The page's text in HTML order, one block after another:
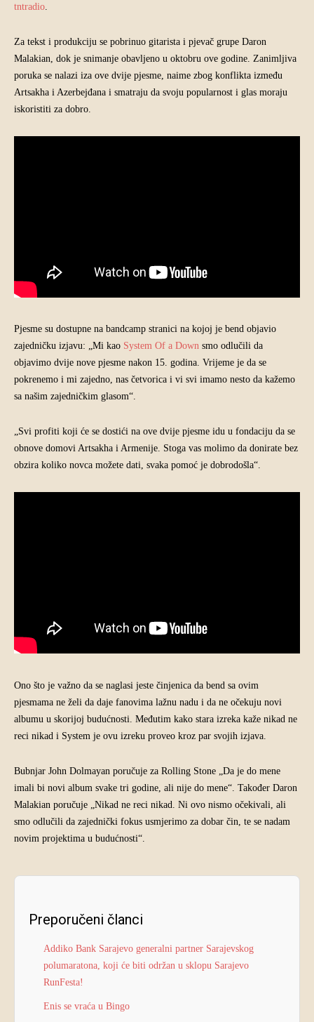
tntradio
Za tekst i produkciju se pobrinuo gitarista i pjevač grupe Daron
Malakian, dok je snimanje obavljeno u oktobru ove godine. Zanimljiva
poruka se nalazi iza ove dvije pjesme, naime zbog konflikta između
Artsakha i Azerbejđana i smatraju da svoju popularnost i glas moraju
iskoristiti za dobro.
Pjesme su dostupne na bandcamp stranici na kojoj je bend objavio
zajedničku izjavu: „Mi kao System Of a Down smo odlučili da
objavimo dvije nove pjesme nakon 15. godina. Vrijeme je da se
pokrenemo i mi zajedno, nas četvorica i vi svi imamo nesto da kažemo
sa našim zajedničkim glasom“.
„Svi profiti koji će se dostići na ove dvije pjesme idu u fondaciju da se
obnove domovi Artsakha i Armenije. Stoga vas molimo da donirate bez
obzira koliko novca možete dati, svaka pomoć je dobrodošla“.
Ono što je važno da se naglasi jeste činjenica da bend sa ovim
pjesmama ne želi da daje fanovima lažnu nadu i da ne očekuju novi
albumu u skorijoj budućnosti. Međutim kako stara izreka kaže nikad ne
reci nikad i System je ovu izreku proveo kroz par svojih izjava.
Bubnjar John Dolmayan poručuje za Rolling Stone „Da je do mene
imali bi novi album svake tri godine, ali nije do mene“. Također Daron
Malakian poručuje „Nikad ne reci nikad. Ni ovo nismo očekivali, ali
smo odlučili da zajednički fokus usmjerimo za dobar čin, te se nadam
novim projektima u budućnosti“.
Preporučeni članci
Addiko Bank Sarajevo generalni partner Sarajevskog
polumaratona, koji će biti održan u sklopu Sarajevo
RunFesta!
Enis se vraća u Bingo